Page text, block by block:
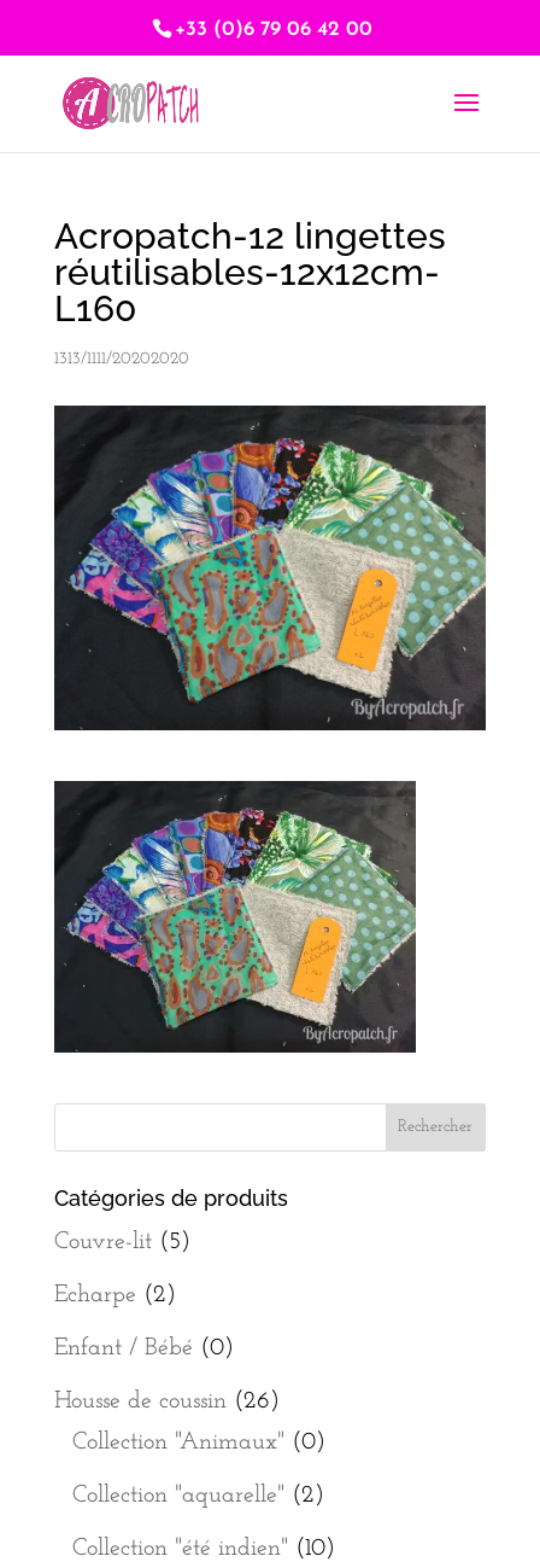
+33 (0)6 79 06 42 00
Acropatch-12 lingettes
réutilisables-12x12cm-
L160
1313/1111/20202020
Catégories de produits
Couvre-lit (5)
Echarpe (2)
Enfant / Bébé (0)
Housse de coussin (26)
Collection "Animaux" (0)
Collection "aquarelle" (2)
Collection "été indien" (10)